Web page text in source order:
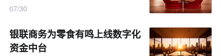
07/30
银联商务为零食有鸣上线数字化
资金中台